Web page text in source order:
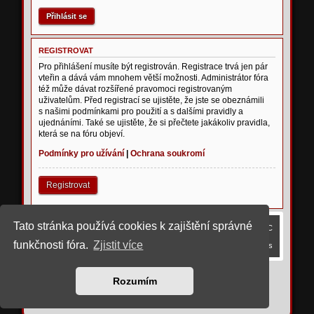
Tato stránka používá cookies k zajištění správné
funkčnosti fóra. Zjistit více
Rozumím
REGISTROVAT
Pro přihlášení musíte být registrován. Registrace trvá jen pár
vteřin a dává vám mnohem větší možnosti. Administrátor fóra
též může dávat rozšířené pravomoci registrovaným
uživatelům. Před registrací se ujistěte, že jste se obeznámili
s našimi podmínkami pro použití a s dalšími pravidly a
ujednáními. Také se ujistěte, že si přečtete jakákoliv pravidla,
která se na fóru objeví.
Podmínky pro užívání |Ochrana soukromí
Registrovat
Obsah fóra Všechny časy jsou v UTC
Smazat cookies
Kontaktujte nás